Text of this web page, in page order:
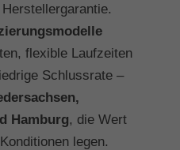
flexible Laufzeiten
Schlussrate –
Hamburg, die Wert
legen.